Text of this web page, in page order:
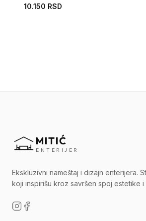
10.150 RSD
MITIĆ
ENTERIJER
Ekskluzivni nameštaj i dizajn enterijera.
koji inspirišu kroz savršen spoj estetike i